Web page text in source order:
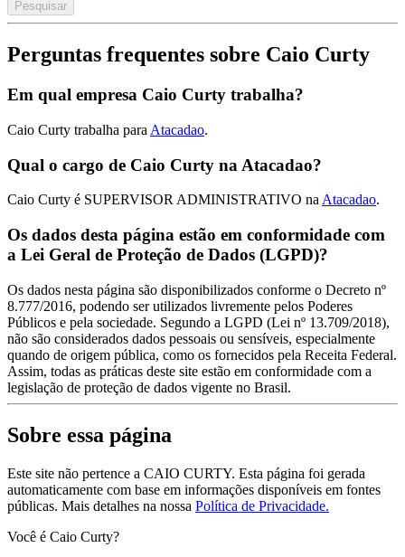
Pesquisar
Perguntas frequentes sobre Caio Curty
Em qual empresa Caio Curty trabalha?
Caio Curty trabalha para Atacadao.
Qual o cargo de Caio Curty na Atacadao?
Caio Curty é SUPERVISOR ADMINISTRATIVO na Atacadao.
Os dados desta página estão em conformidade com
a Lei Geral de Proteção de Dados (LGPD)?
Os dados nesta página são disponibilizados conforme o Decreto nº
8.777/2016, podendo ser utilizados livremente pelos Poderes
Públicos e pela sociedade. Segundo a LGPD (Lei nº 13.709/2018),
não são considerados dados pessoais ou sensíveis, especialmente
quando de origem pública, como os fornecidos pela Receita Federal.
Assim, todas as práticas deste site estão em conformidade com a
legislação de proteção de dados vigente no Brasil.
Sobre essa página
Este site não pertence a CAIO CURTY. Esta página foi gerada
automaticamente com base em informações disponíveis em fontes
públicas. Mais detalhes na nossa Política de Privacidade.
Você é Caio Curty?